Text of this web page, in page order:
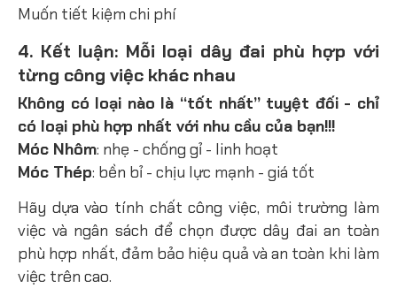
Muốn tiết kiệm chi phí
4. Kết luận: Mỗi loại dây đai phù hợp với
từng công việc khác nhau
Không có loại nào là “tốt nhất” tuyệt đối - chỉ
có loại phù hợp nhất với nhu cầu của bạn!!!
Móc Nhôm: nhẹ - chống gỉ - linh hoạt
Móc Thép: bền bỉ - chịu lực mạnh - giá tốt
Hãy dựa vào tính chất công việc, môi trường làm
việc và ngân sách để chọn được dây đai an toàn
phù hợp nhất, đảm bảo hiệu quả và an toàn khi làm
việc trên cao.